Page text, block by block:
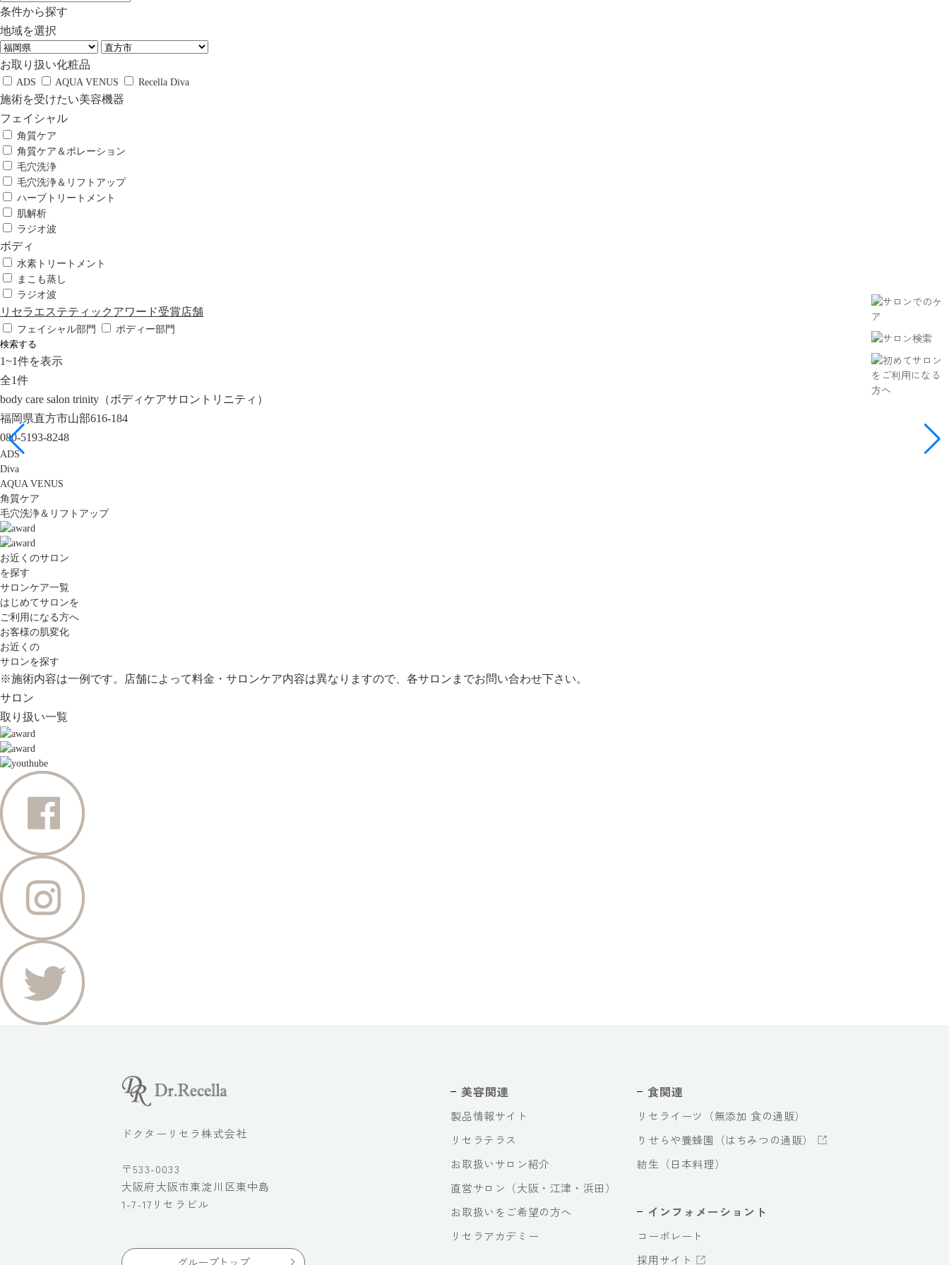
条件から探す
地域を選択
お取り扱い化粧品
ADS AQUA VENUS Recella Diva
施術を受けたい美容機器
フェイシャル
角質ケア
角質ケア＆ポレーション
毛穴洗浄
毛穴洗浄＆リフトアップ
ハーブトリートメント
肌解析
ラジオ波
ボディ
水素トリートメント
まこも蒸し
ラジオ波
リセラエステティックアワード受賞店舗
フェイシャル部門
ボディー部門
検索する
1~1件を表示
全1件
body care salon trinity（ボディケアサロントリニティ）
福岡県直方市山部616-184
080-5193-8248
ADS
Diva
AQUA VENUS
角質ケア
毛穴洗浄＆リフトアップ
お近くのサロン
を探す
サロンケア一覧
はじめてサロンを
ご利用になる方へ
お客様の肌変化
お近くの
サロンを探す
※施術内容は一例です。店舗によって料金・サロンケア内容は異なりますので、各サロンまでお問い合わせ下さい。
サロン
取り扱い一覧
ドクターリセラ株式会社
〒533-0033
大阪府大阪市東淀川区東中島
1-7-17リセラビル
グループトップ
美容関連
製品情報サイト
リセラテラス
お取扱いサロン紹介
直営サロン（大阪・江津・浜田）
お取扱いをご希望の方へ
リセラアカデミー
食関連
リセライーツ（無添加 食の通販）
りせらや養蜂園（はちみつの通販）
紡生（日本料理）
インフォメーショント
コーポレート
採用サイト